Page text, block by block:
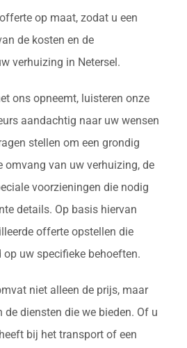
op maat, zodat u een
de kosten en de
verhuizing in Netersel.
ons opneemt, luisteren onze
aandachtig naar uw wensen
stellen om een grondig
omvang van uw verhuizing, de
voorzieningen die nodig
details. Op basis hiervan
offerte opstellen die
uw specifieke behoeften.
niet alleen de prijs, maar
de diensten die we bieden. Of u
bij het transport of een